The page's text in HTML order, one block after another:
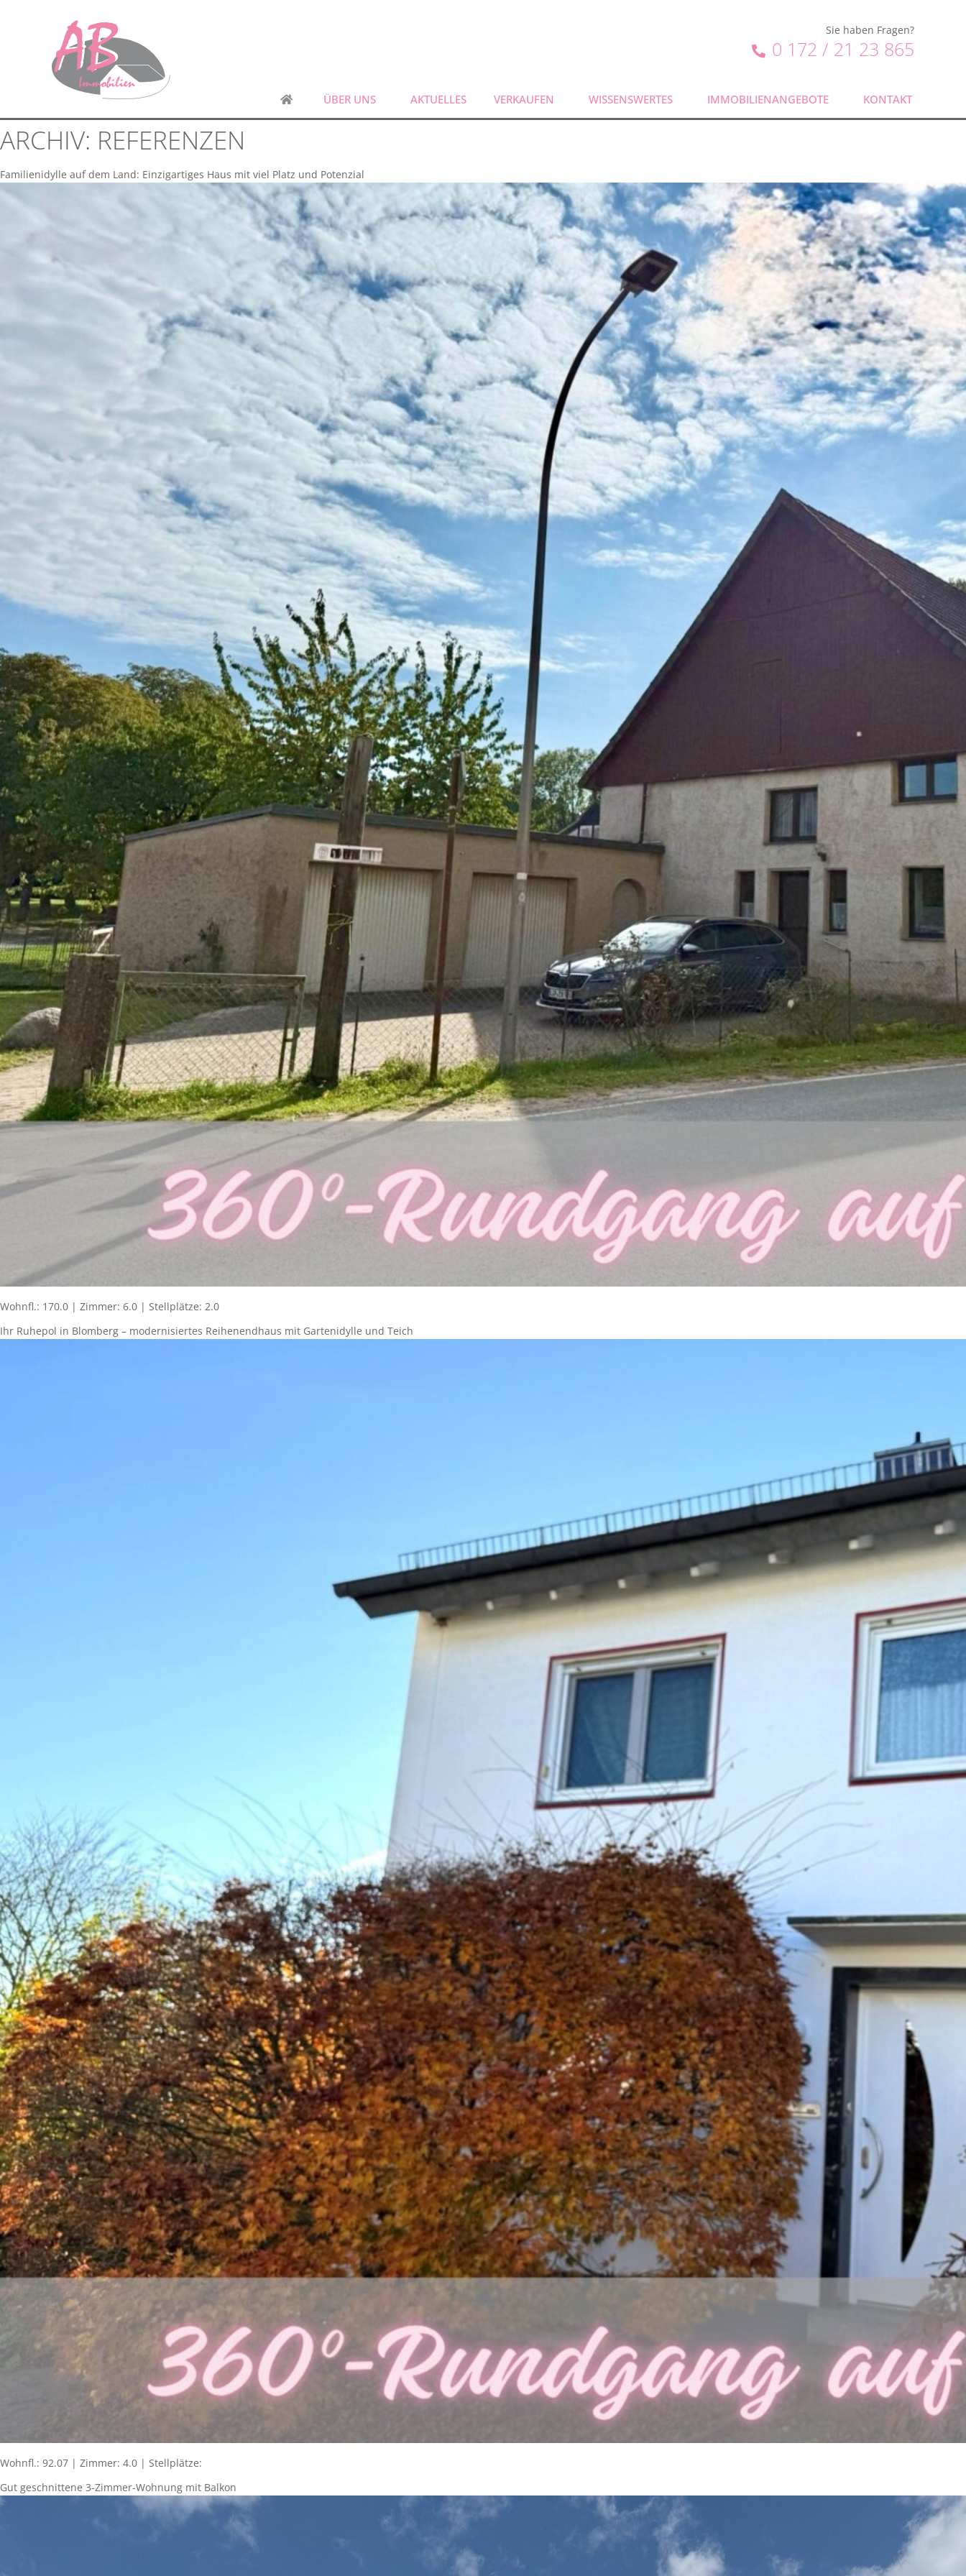
Sie haben Fragen?
0 172 / 21 23 865
ÜBER UNS AKTUELLES VERKAUFEN WISSENSWERTES IMMOBILIENANGEBOTE KONTAKT
ARCHIV: REFERENZEN
Familienidylle auf dem Land: Einzigartiges Haus mit viel Platz und Potenzial
Wohnfl.: 170.0 | Zimmer: 6.0 | Stellplätze: 2.0
Ihr Ruhepol in Blomberg – modernisiertes Reihenendhaus mit Gartenidylle und Teich
Wohnfl.: 92.07 | Zimmer: 4.0 | Stellplätze:
Gut geschnittene 3-Zimmer-Wohnung mit Balkon